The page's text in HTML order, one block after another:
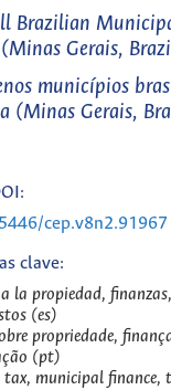
Brazilian
Gerais,
municípios
(Minas Gerais,
cep.v8n2.91967
clave:
la propiedad,
(es)
propriedade,
(pt)
municipal finance,